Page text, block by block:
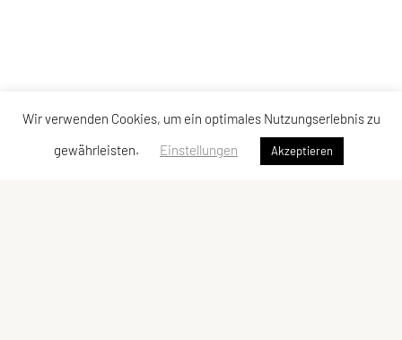
Wir verwenden Cookies, um ein optimales Nutzungserlebnis zu
gewährleisten.
Einstellungen Akzeptieren